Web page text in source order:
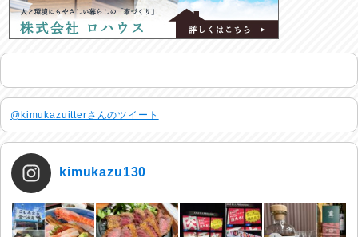
@kimukazuitterさんのツイート
kimukazu130